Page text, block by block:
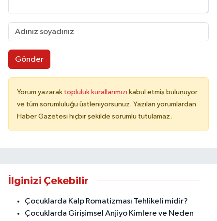
Gönder
Yorum yazarak topluluk kurallarımızı kabul etmiş bulunuyor
ve tüm sorumluluğu üstleniyorsunuz. Yazılan yorumlardan
Haber Gazetesi hiçbir şekilde sorumlu tutulamaz.
İlginizi Çekebilir
Çocuklarda Kalp Romatizması Tehlikeli midir?
Çocuklarda Girişimsel Anjiyo Kimlere ve Neden